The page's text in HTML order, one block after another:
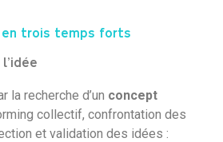
en trois temps forts
la recherche d’un concept
collectif, confrontation des
et validation des idées :